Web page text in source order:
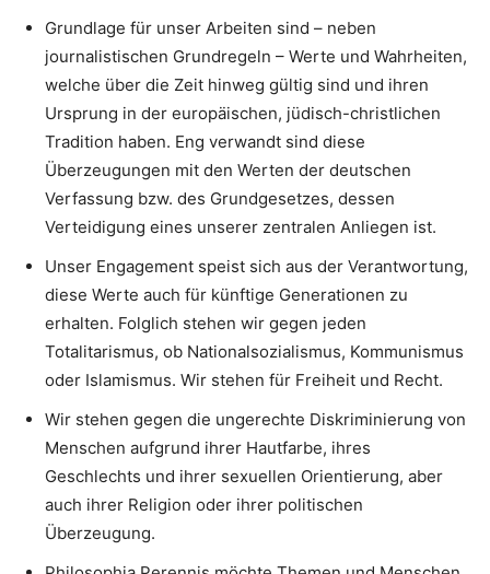
Grundlage für unser Arbeiten sind – neben
journalistischen Grundregeln – Werte und Wahrheiten,
welche über die Zeit hinweg gültig sind und ihren
Ursprung in der europäischen, jüdisch-christlichen
Tradition haben. Eng verwandt sind diese
Überzeugungen mit den Werten der deutschen
Verfassung bzw. des Grundgesetzes, dessen
Verteidigung eines unserer zentralen Anliegen ist.
Unser Engagement speist sich aus der Verantwortung,
diese Werte auch für künftige Generationen zu
erhalten. Folglich stehen wir gegen jeden
Totalitarismus, ob Nationalsozialismus, Kommunismus
oder Islamismus. Wir stehen für Freiheit und Recht.
Wir stehen gegen die ungerechte Diskriminierung von
Menschen aufgrund ihrer Hautfarbe, ihres
Geschlechts und ihrer sexuellen Orientierung, aber
auch ihrer Religion oder ihrer politischen
Überzeugung.